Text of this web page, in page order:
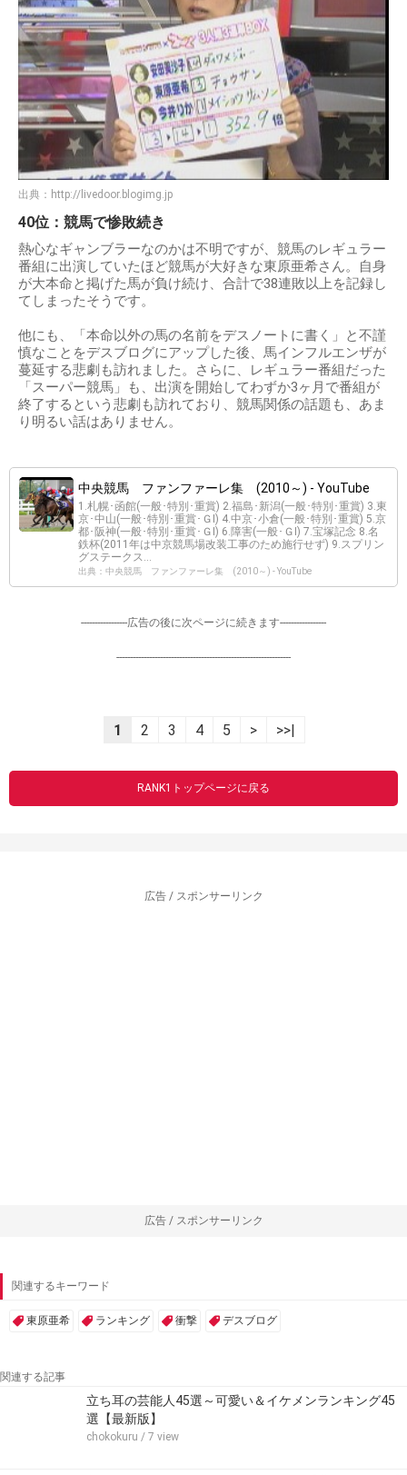
出典： http://livedoor.blogimg.jp
40位：競馬で惨敗続き
熱心なギャンブラーなのかは不明ですが、競馬のレギュラー
番組に出演していたほど競馬が大好きな東原亜希さん。自身
が大本命と掲げた馬が負け続け、合計で38連敗以上を記録し
てしまったそうです。
他にも、「本命以外の馬の名前をデスノートに書く」と不謹
慎なことをデスブログにアップした後、馬インフルエンザが
蔓延する悲劇も訪れました。さらに、レギュラー番組だった
「スーパー競馬」も、出演を開始してわずか3ヶ月で番組が
終了するという悲劇も訪れており、競馬関係の話題も、あま
り明るい話はありません。
中央競馬 ファンファーレ集 (2010～) - YouTube
1.札幌･函館(一般･特別･重賞) 2.福島･新潟(一般･特別･重賞) 3.東
京･中山(一般･特別･重賞･ＧⅠ) 4.中京･小倉(一般･特別･重賞) 5.京
都･阪神(一般･特別･重賞･ＧⅠ) 6.障害(一般･ＧⅠ) 7.宝塚記念 8.名
鉄杯(2011年は中京競馬場改装工事のため施行せず) 9.スプリン
グステークス...
出典：中央競馬 ファンファーレ集 (2010～) - YouTube
-----------------広告の後に次ページに続きます-----------------
----------------------------------------------------------------
1 2 3 4 5 > >>|
RANK1トップページに戻る
広告 / スポンサーリンク
広告 / スポンサーリンク
関連するキーワード
東原亜希 ランキング 衝撃 デスブログ
関連する記事
立ち耳の芸能人45選～可愛い＆イケメンランキング45
選【最新版】
chokokuru / 7 view